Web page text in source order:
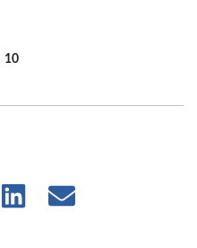
10
Share
Share